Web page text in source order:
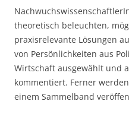
theoretisch beleuchten,
praxisrelevante Lösungen
von Persönlichkeiten aus
Wirtschaft ausgewählt und
kommentiert. Ferner
einem Sammelband